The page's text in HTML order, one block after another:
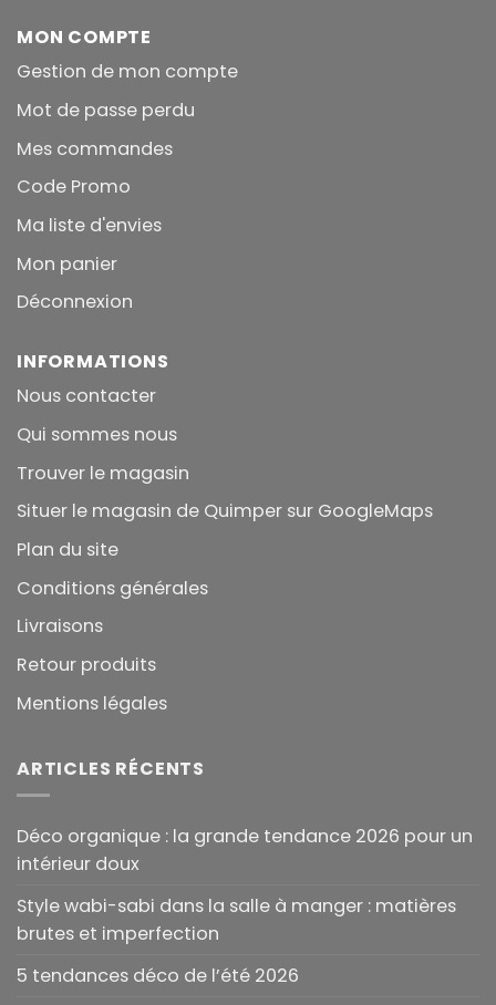
MON COMPTE
Gestion de mon compte
Mot de passe perdu
Mes commandes
Code Promo
Ma liste d'envies
Mon panier
Déconnexion
INFORMATIONS
Nous contacter
Qui sommes nous
Trouver le magasin
Situer le magasin de Quimper sur GoogleMaps
Plan du site
Conditions générales
Livraisons
Retour produits
Mentions légales
ARTICLES RÉCENTS
Déco organique : la grande tendance 2026 pour un
intérieur doux
Style wabi-sabi dans la salle à manger : matières
brutes et imperfection
5 tendances déco de l’été 2026